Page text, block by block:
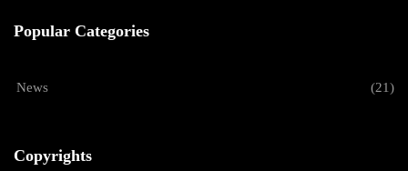
Popular Categories
News (21)
Copyrights